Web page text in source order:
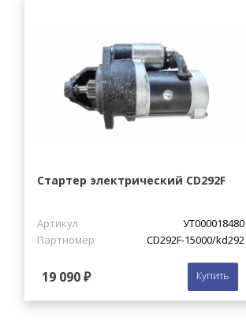
Стартер электрический CD292F
Артикул
УТ000018480
Партномер
CD292F-15000/kd292
19 090 ₽ Купить